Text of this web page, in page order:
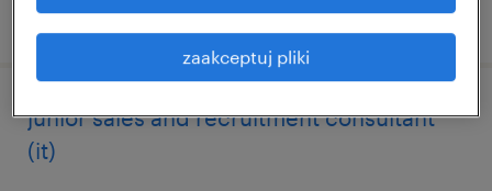
opublikowano 4 sierpnia 2026
junior sales and recruitment consultant
(it)
zaakceptuj pliki